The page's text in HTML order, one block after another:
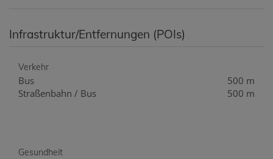
Infrastruktur/Entfernungen (POIs)
Verkehr
Bus
500 m
Straßenbahn / Bus
500 m
Gesundheit